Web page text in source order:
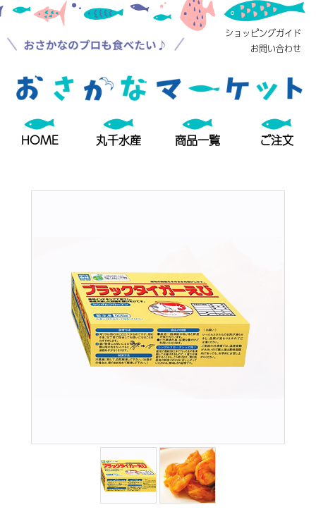
本
へ
ジ
ン
プ
メ
ュ
ー
ジ
ャ
ショッピングガイド
お問い合わせ
HOME 丸千水産 商品一覧 ご注文